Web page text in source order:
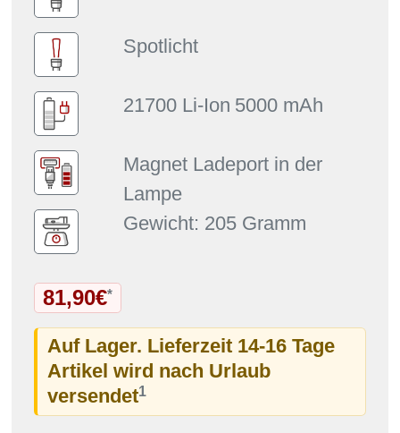
Spotlicht
21700 Li-Ion 5000 mAh
Magnet Ladeport in der
Lampe
Gewicht: 205 Gramm
81,90€*
Auf Lager. Lieferzeit 14-16 Tage
Artikel wird nach Urlaub
versendet1